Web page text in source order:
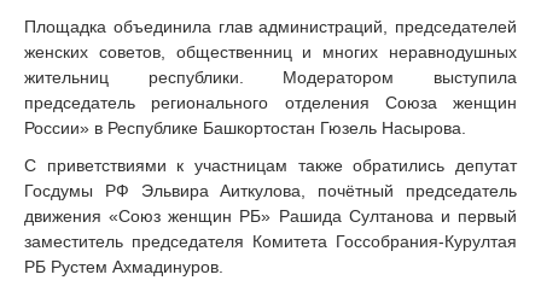
Площадка объединила глав администраций, председателей
женских советов, общественниц и многих неравнодушных
жительниц республики. Модератором выступила
председатель регионального отделения Союза женщин
России» в Республике Башкортостан Гюзель Насырова.
С приветствиями к участницам также обратились депутат
Госдумы РФ Эльвира Аиткулова, почётный председатель
движения «Союз женщин РБ» Рашида Султанова и первый
заместитель председателя Комитета Госсобрания-Курултая
РБ Рустем Ахмадинуров.